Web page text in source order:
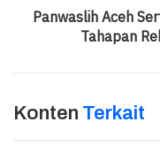
Panwaslih Aceh
Tahapan
Konten Terkait